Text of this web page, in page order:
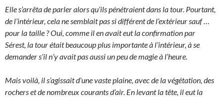
Elle s’arrêta de parler alors qu’ils pénétraient dans la tour. Pourtant,
de l’intérieur, cela ne semblait pas si différent de l’extérieur sauf …
pour la taille ? Oui, comme il en avait eut la confirmation par
Sérest, la tour était beaucoup plus importante à l’intérieur, à se
demander s’il n’y avait pas aussi un peu de magie à l’heure.
Mais voilà, il s’agissait d’une vaste plaine, avec de la végétation, des
rochers et de nombreux courants d’air. En levant la tête, il eut la